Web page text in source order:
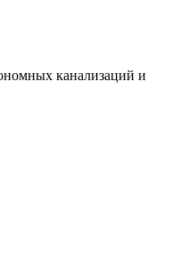
канализаций и